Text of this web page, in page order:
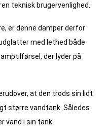
teknisk brugervenlighed.
er denne damper derfor
med lethed både
der lyder på
at den trods sin lidt
større vandtank. Således
vand i sin tank.